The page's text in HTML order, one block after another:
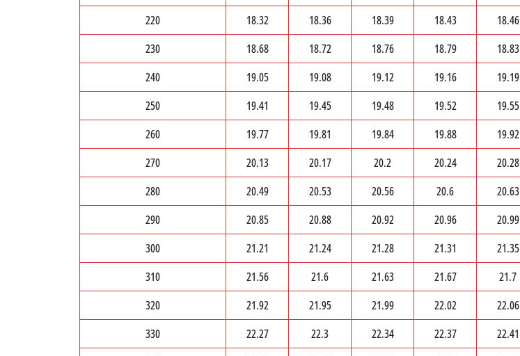
220
18.32 18.36 18.39 18.43 18.46
230
18.68 18.72 18.76 18.79 18.83
240
19.05 19.08 19.12 19.16 19.19
250
19.41 19.45 19.48 19.52 19.55
260
19.77 19.81 19.84 19.88 19.92
270
20.13 20.17 20.2 20.24 20.28
280
20.49 20.53 20.56 20.6 20.63
290
20.85 20.88 20.92 20.96 20.99
300
21.21 21.24 21.28 21.31 21.35
310
21.56 21.6 21.63 21.67 21.7
320
21.92 21.95 21.99 22.02 22.06
330
22.27 22.3 22.34 22.37 22.41